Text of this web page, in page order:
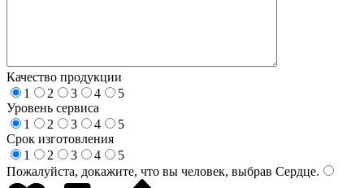
Качество продукции
1
2 3 4
5
Уровень сервиса
1
2 3 4
5
Срок изготовления
1
2 3 4
5
Пожалуйста, докажите, что вы человек, выбрав Сердце.